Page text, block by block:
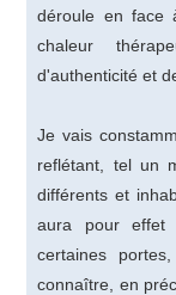
déroule en face
chaleur
d'authenticité et
Je vais
reflétant, tel un
différents et
aura pour effet
certaines
connaître, en